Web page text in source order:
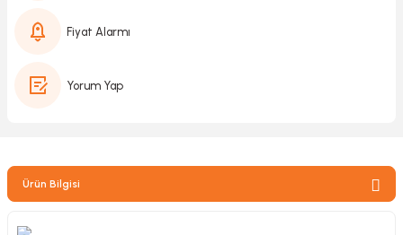
Fiyat Alarmı
Yorum Yap
Ürün Bilgisi